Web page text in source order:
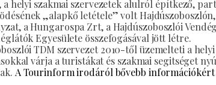
a helyi szakmai szervezetek alulról építkező,
„alapkő letétele” volt
a Hungarospa Zrt, a Hajdúszoboszlói
Egyesülete összefogásával jött létre.
TDM szervezet 2010-től üzemelteti a
várja a turistákat és szakmai segitséget
A Tourinform irodáról bővebb